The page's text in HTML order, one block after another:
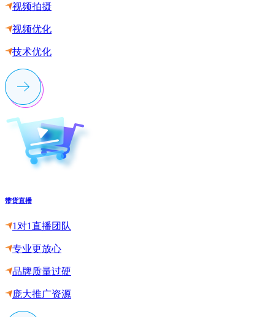
视频拍摄
视频优化
技术优化
带货直播
1对1直播团队
专业更放心
品牌质量过硬
庞大推广资源